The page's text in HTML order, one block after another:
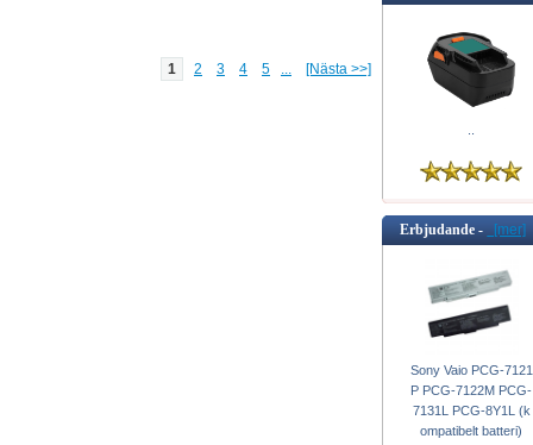
1 2 3 4 5 ... [Nästa >>]
Erbjudande - [mer]
Sony Vaio PCG-7121
P PCG-7122M PCG-
7131L PCG-8Y1L (k
ompatibelt batteri)